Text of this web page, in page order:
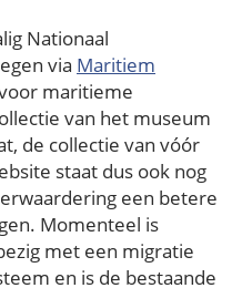
Nationaal
via Maritiem
maritieme
van het museum
de collectie van vóór
staat dus ook nog
een betere
Momenteel is
met een migratie
en is de bestaande